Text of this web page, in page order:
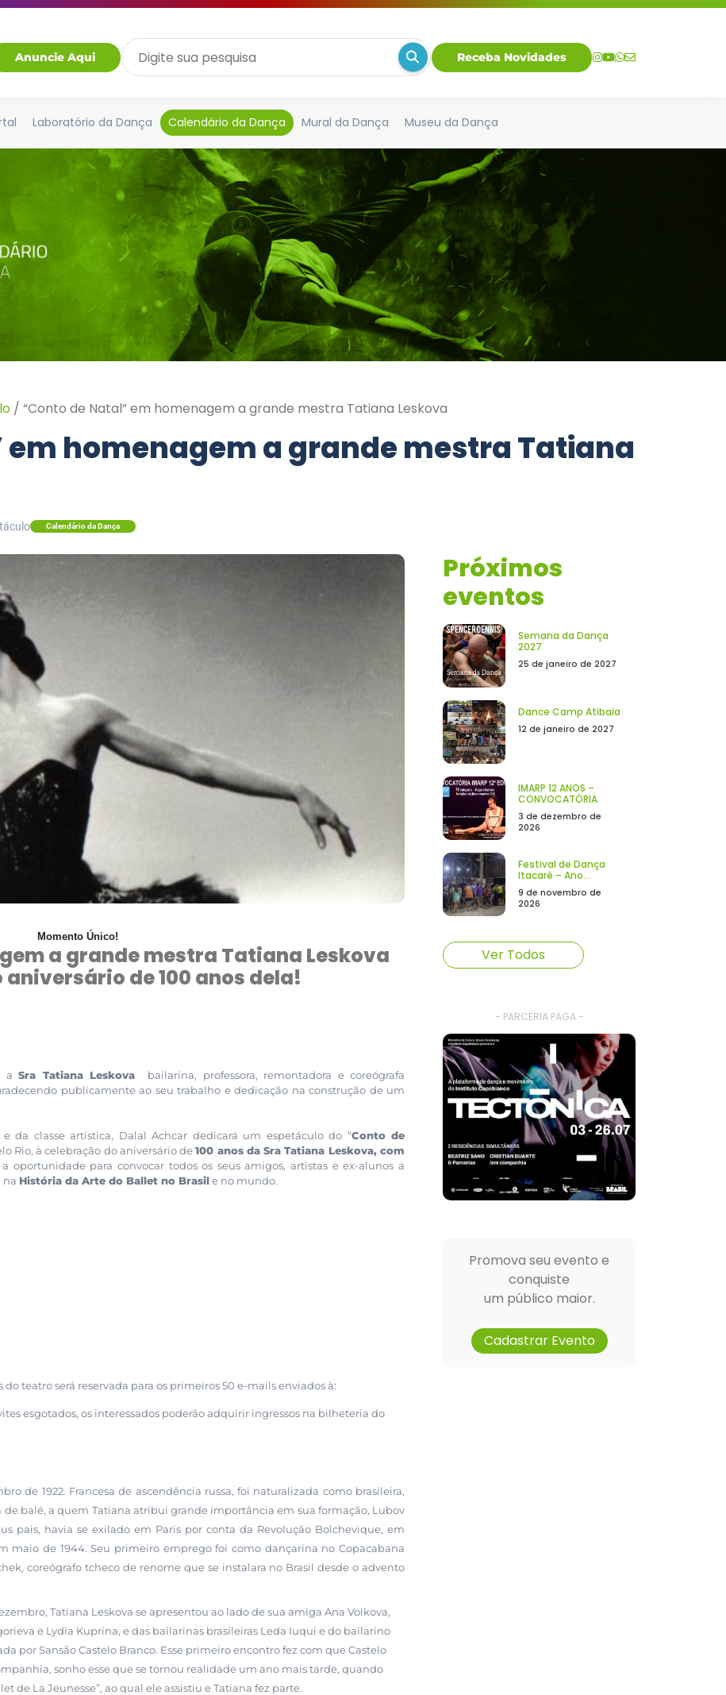
Anuncie Aqui Receba Novidades
Laboratório da Dança Calendário da Dança Mural da Dança Museu da Dança
/ “Conto de Natal” em homenagem a grande mestra Tatiana Leskova
em homenagem a grande mestra Tatiana
Calendário da Dança
Momento Único!
a grande mestra Tatiana Leskova
de 100 anos dela!
a Sra Tatiana Leskova
bailarina, professora, remontadora e coreógrafa
publicamente ao seu trabalho e dedicação na construção de um
da classe artística, Dalal Achcar dedicará um espetáculo do “Conto de
Rio, à celebração do aniversário de100 anos da Sra Tatiana Leskova, com
oportunidade para convocar todos os seus amigos, artistas e ex-alunos a
na História da Arte do Ballet no Brasile no mundo.
teatro será reservada para os primeiros 50 e-mails enviados à:
esgotados, os interessados poderão adquirir ingressos na bilheteria do
de 1922. Francesa de ascendência russa, foi naturalizada como brasileira,
de balé, a quem Tatiana atribui grande importância em sua formação, Lubov
pais, havia se exilado em Paris por conta da Revolução Bolchevique, em
maio de 1944. Seu primeiro emprego foi como dançarina no Copacabana
coreógrafo tcheco de renome que se instalara no Brasil desde o advento
Tatiana Leskova se apresentou ao lado de sua amiga Ana Volkova,
e Lydia Kuprina, e das bailarinas brasileiras Leda Iuqui e do bailarino
por Sansão Castelo Branco. Esse primeiro encontro fez com que Castelo
sonho esse que se tornou realidade um ano mais tarde, quando
de La Jeunesse”, ao qual ele assistiu e Tatiana fez parte.
Próximos
eventos
Semana da Dança
2027
25 de janeiro de 2027
Dance Camp Atibaia
12 de janeiro de 2027
IMARP 12 ANOS –
CONVOCATÓRIA
3 de dezembro de
2026
Festival de Dança
Itacaré – Ano...
9 de novembro de
2026
Ver Todos
- PARCERIA PAGA -
Promova seu evento e
conquiste
um público maior.
Cadastrar Evento